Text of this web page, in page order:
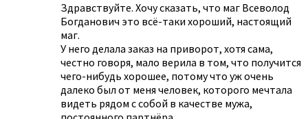
Здравствуйте. Хочу сказать, что маг Всеволод
Богданович это всё-таки хороший, настоящий
маг.
У него делала заказ на приворот, хотя сама,
честно говоря, мало верила в том, что получится
чего-нибудь хорошее, потому что уж очень
далеко был от меня человек, которого мечтала
видеть рядом с собой в качестве мужа,